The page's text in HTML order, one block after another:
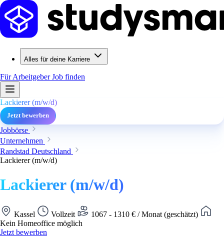
Alles für deine Karriere
Für ArbeitgeberJob finden
Lackierer (m/w/d)
Jetzt bewerben
Jobbörse
Unternehmen
Randstad Deutschland
Lackierer (m/w/d)
Lackierer (m/w/d)
Kassel Vollzeit
1067 - 1310 € / Monat (geschätzt)
Kein Homeoffice möglich
Jetzt bewerben